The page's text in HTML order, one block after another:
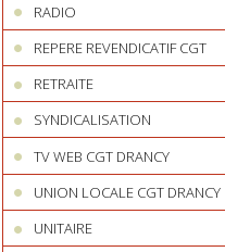
RADIO
REPERE REVENDICATIF CGT
RETRAITE
SYNDICALISATION
TV WEB CGT DRANCY
UNION LOCALE CGT DRANCY
UNITAIRE